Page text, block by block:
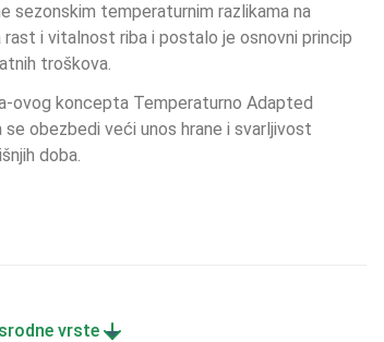
sezonskim temperaturnim razlikama na
rast i vitalnost riba i postalo je osnovni princip
troškova.
ovog koncepta Temperaturno Adapted
obezbedi veći unos hrane i svarljivost
doba.
vrste